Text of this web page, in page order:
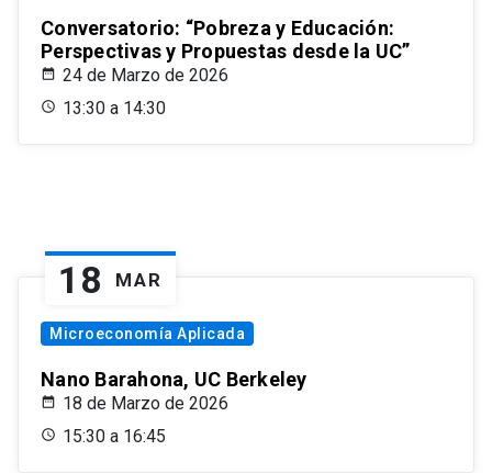
Conversatorio: “Pobreza y Educación:
Perspectivas y Propuestas desde la UC”
24 de Marzo de 2026
13:30 a 14:30
18 MAR
Microeconomía Aplicada
Nano Barahona, UC Berkeley
18 de Marzo de 2026
15:30 a 16:45